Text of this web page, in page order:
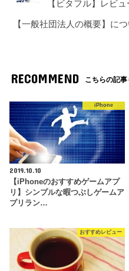
【ビタフル】レビュ
【一般社団法人の概要】に
RECOMMEND こちらの記事
iPhone
2019.10.10
【iPhoneのおすすめゲームアプ
リ】シンプルな暇つぶしゲームア
プリラン…
おすすめレビュー